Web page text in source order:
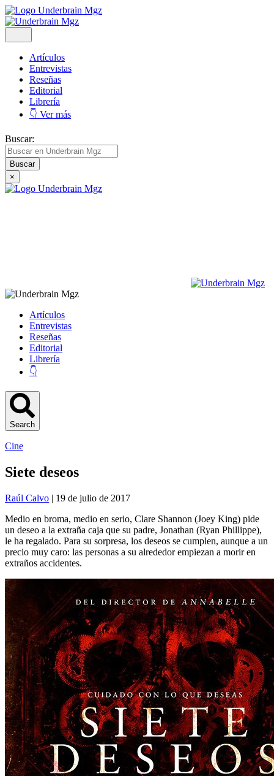
Artículos
Entrevistas
Reseñas
Editorial
Librería
👇 Ver más
Buscar:
×
Artículos
Entrevistas
Reseñas
Editorial
Librería
👇
Search
Cine
Siete deseos
Raúl Calvo | 19 de julio de 2017
Medio en broma, medio en serio, Clare Shannon (Joey King) pide
un deseo a la extraña caja que su padre, Jonathan (Ryan Phillippe),
le ha regalado. Para su sorpresa, los deseos se cumplen, aunque a un
precio muy caro: las personas a su alrededor empiezan a morir en
extraños accidentes.